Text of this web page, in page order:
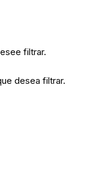
filtrar.
desea filtrar.